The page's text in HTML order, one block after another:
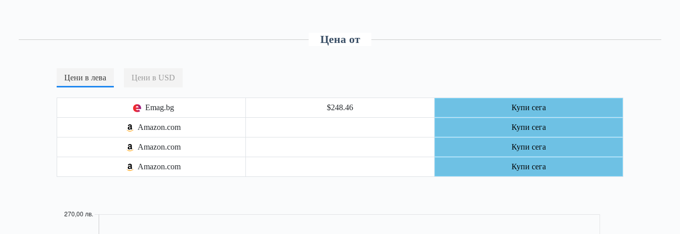
Цена от
Цени в лева Цени в USD
Emag.bg $248.46 Купи сега
Amazon.com Купи сега
Amazon.com Купи сега
Amazon.com Купи сега